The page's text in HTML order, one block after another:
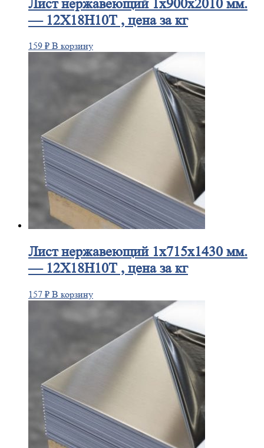
Листнержавеющий 1x900x2010 мм.
— 12Х18Н10Т , цена за кг
159 ₽ В корзину
Листнержавеющий 1x715x1430 мм.
— 12Х18Н10Т , цена за кг
157 ₽ В корзину